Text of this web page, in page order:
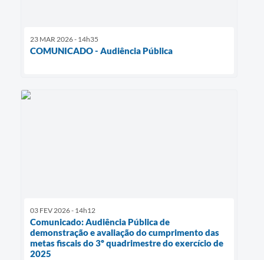
23 MAR 2026 - 14h35
COMUNICADO - Audiência Pública
03 FEV 2026 - 14h12
Comunicado: Audiência Pública de
demonstração e avaliação do cumprimento das
metas fiscais do 3º quadrimestre do exercício de
2025